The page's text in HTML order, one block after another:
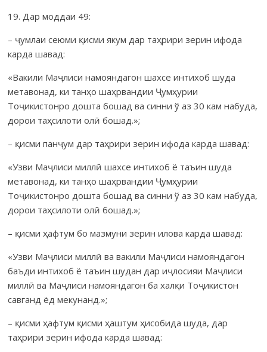
19. Дар моддаи 49:
– ҷумлаи сеюми қисми якум дар таҳрири зерин ифода
карда шавад:
«Вакили Маҷлиси намояндагон шахсе интихоб шуда
мета­вонад, ки танҳо шаҳрвандии Ҷумҳурии
Тоҷикистонро дошта бошад ва синни ў аз 30 кам набуда,
дорои таҳсилоти олӣ бошад.»;
– қисми панҷум дар таҳрири зерин ифода карда шавад:
«Узви Маҷлиси миллӣ шахсе интихоб ё таъин шуда
метавонад, ки танҳо шаҳрвандии Ҷумҳурии
Тоҷикистонро дошта бошад ва синни ў аз 30 кам набуда,
дорои таҳсилоти олӣ бошад.»;
– қисми ҳафтум бо мазмуни зерин илова карда шавад:
«Узви Маҷлиси миллӣ ва вакили Маҷлиси намояндагон
баъди интихоб ё таъин шудан дар иҷлосияи Маҷлиси
миллӣ ва Маҷлиси намояндагон ба халқи Тоҷикистон
савганд ёд мекунанд.»;
– қисми ҳафтум қисми ҳаштум ҳисобида шуда, дар
таҳрири зерин ифода карда шавад: